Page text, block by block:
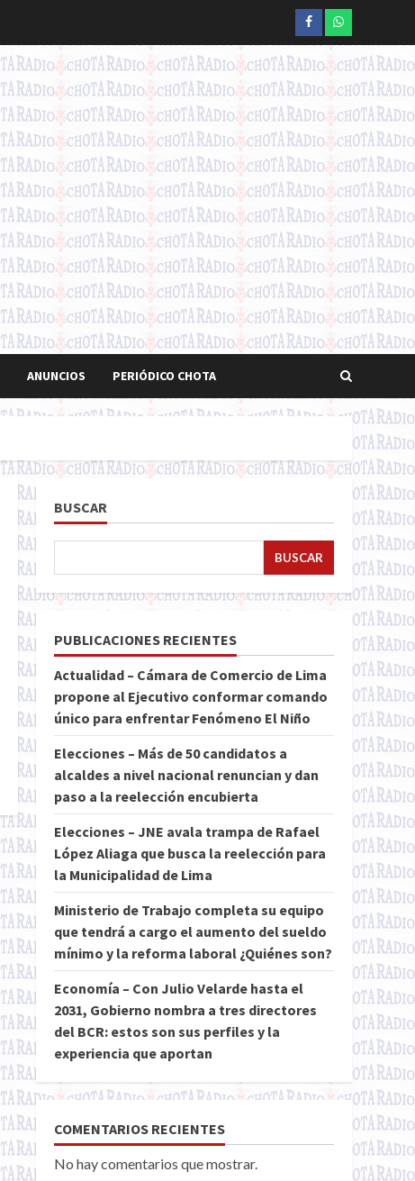
Facebookwhatsapp
ANUNCIOS PERIÓDICO CHOTA
BUSCAR
BUSCAR
PUBLICACIONES RECIENTES
Actualidad – Cámara de Comercio de Lima
propone al Ejecutivo conformar comando
único para enfrentar Fenómeno El Niño
Elecciones – Más de 50 candidatos a
alcaldes a nivel nacional renuncian y dan
paso a la reelección encubierta
Elecciones – JNE avala trampa de Rafael
López Aliaga que busca la reelección para
la Municipalidad de Lima
Ministerio de Trabajo completa su equipo
que tendrá a cargo el aumento del sueldo
mínimo y la reforma laboral ¿Quiénes son?
Economía – Con Julio Velarde hasta el
2031, Gobierno nombra a tres directores
del BCR: estos son sus perfiles y la
experiencia que aportan
COMENTARIOS RECIENTES
No hay comentarios que mostrar.